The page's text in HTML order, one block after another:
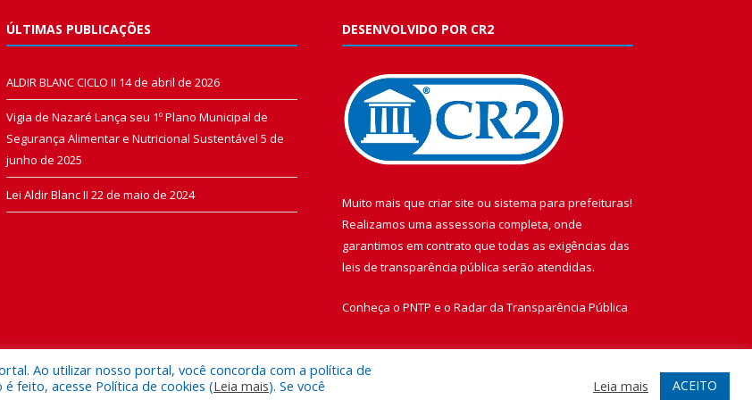
ÚLTIMAS PUBLICAÇÕES
ALDIR BLANC CICLO II 14 de abril de 2026
Vigia de Nazaré Lança seu 1º Plano Municipal de
Segurança Alimentar e Nutricional Sustentável 5 de
junho de 2025
Lei Aldir Blanc II 22 de maio de 2024
DESENVOLVIDO POR CR2
Muito mais que criar site ou sistema para prefeituras!
Realizamos uma assessoria completa, onde
garantimos em contrato que todas as exigências das
leis de transparência pública serão atendidas.
Conheça o PNTP e o Radar da Transparência Pública
Ao utilizar nosso portal, você concorda com a política de
feito, acesse Política de cookies (Leia mais). Se você
Leia mais ACEITO